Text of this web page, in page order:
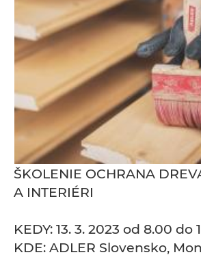
ŠKOLENIE OCHRANA
A INTERIÉRI
KEDY: 13. 3. 2023 od 8.00 do
KDE: ADLER Slovensko,